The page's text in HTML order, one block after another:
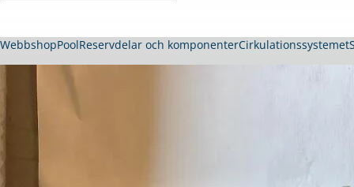
WebbshopPoolReservdelar och komponenterCirkulationssystemet